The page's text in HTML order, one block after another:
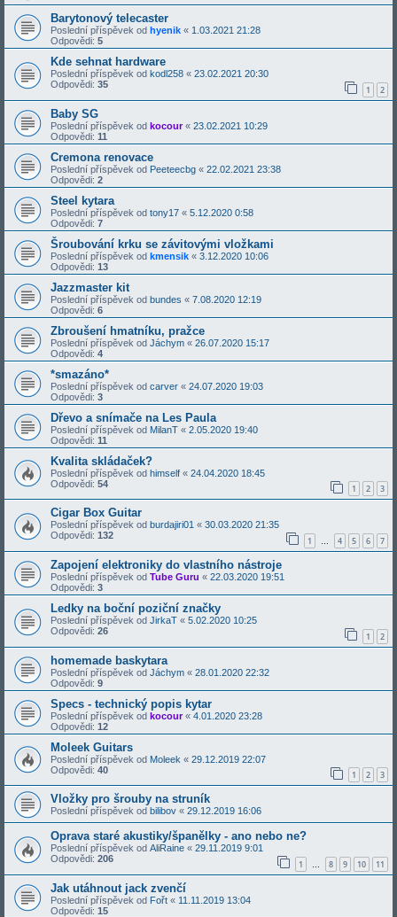
Barytonový telecaster
Poslední příspěvek od hyenik « 1.03.2021 21:28
Odpovědi: 5
Kde sehnat hardware
Poslední příspěvek od kodl258 « 23.02.2021 20:30
Odpovědi: 35 1 2
Baby SG
Poslední příspěvek od kocour« 23.02.2021 10:29
Odpovědi: 11
Cremona renovace
Poslední příspěvek od Peeteecbg « 22.02.2021 23:38
Odpovědi: 2
Steel kytara
Poslední příspěvek od tony17 « 5.12.2020 0:58
Odpovědi: 7
Šroubování krku se závitovými vložkami
Poslední příspěvek od kmensik « 3.12.2020 10:06
Odpovědi: 13
Jazzmaster kit
Poslední příspěvek od bundes « 7.08.2020 12:19
Odpovědi: 6
Zbroušení hmatníku, pražce
Poslední příspěvek od Jáchym « 26.07.2020 15:17
Odpovědi: 4
*smazáno*
Poslední příspěvek od carver « 24.07.2020 19:03
Odpovědi: 3
Dřevo a snímače na Les Paula
Poslední příspěvek od MilanT « 2.05.2020 19:40
Odpovědi: 11
Kvalita skládaček?
Poslední příspěvek od himself « 24.04.2020 18:45
Odpovědi: 54 1 2 3
Cigar Box Guitar
Poslední příspěvek od burdajiri01 « 30.03.2020 21:35
Odpovědi: 132 1 … 4 5 6 7
Zapojení elektroniky do vlastního nástroje
Poslední příspěvek od Tube Guru « 22.03.2020 19:51
Odpovědi: 3
Ledky na boční poziční značky
Poslední příspěvek od JirkaT « 5.02.2020 10:25
Odpovědi: 26 1 2
homemade baskytara
Poslední příspěvek od Jáchym « 28.01.2020 22:32
Odpovědi: 9
Specs - technický popis kytar
Poslední příspěvek od kocour« 4.01.2020 23:28
Odpovědi: 12
Moleek Guitars
Poslední příspěvek od Moleek « 29.12.2019 22:07
Odpovědi: 40 1 2 3
Vložky pro šrouby na struník
Poslední příspěvek od bilibov « 29.12.2019 16:06
Oprava staré akustiky/španělky - ano nebo ne?
Poslední příspěvek od AliRaine « 29.11.2019 9:01
Odpovědi: 206 1 … 8 9 10 11
Jak utáhnout jack zvenčí
Poslední příspěvek od Fořt « 11.11.2019 13:04
Odpovědi: 15